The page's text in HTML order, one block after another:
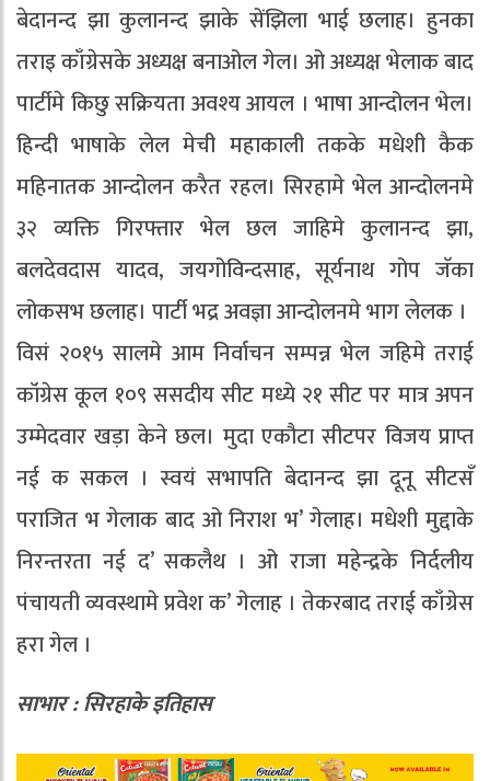
बेदानन्द झा कुलानन्द झाके सेंझिला भाई छलाह। हुनका
तराइ काँग्रेसके अध्यक्ष बनाओल गेल। ओ अध्यक्ष भेलाक बाद
पार्टीमे किछु सक्रियता अवश्य आयल । भाषा आन्दोलन भेल।
हिन्दी भाषाके लेल मेची महाकाली तकके मधेशी कैक
महिनातक आन्दोलन करैत रहल। सिरहामे भेल आन्दोलनमे
३२ व्यक्ति गिरफ्तार भेल छल जाहिमे कुलानन्द झा,
बलदेवदास यादव, जयगोविन्दसाह, सूर्यनाथ गोप जॅका
लोकसभ छलाह। पार्टी भद्र अवज्ञा आन्दोलनमे भाग लेलक ।
विसं २०१५ सालमे आम निर्वाचन सम्पन्न भेल जहिमे तराई
कॉंग्रेस कूल १०९ ससदीय सीट मध्ये २१ सीट पर मात्र अपन
उम्मेदवार खड़ा केने छल। मुदा एकौटा सीटपर विजय प्राप्त
नई क सकल । स्वयं सभापति बेदानन्द झा दूनू सीटसँ
पराजित भ गेलाक बाद ओ निराश भ’ गेलाह। मधेशी मुद्दाके
निरन्तरता नई द’ सकलैथ । ओ राजा महेन्द्रके निर्दलीय
पंचायती व्यवस्थामे प्रवेश क’ गेलाह । तेकरबाद तराई काँग्रेस
हरा गेल ।
साभार : सिरहाके इतिहास